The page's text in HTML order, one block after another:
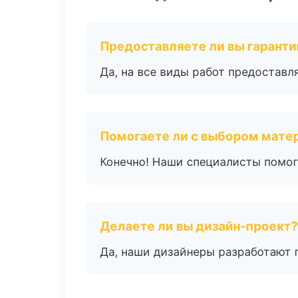
Предоставляете ли вы
Да, на все виды работ
Помогаете ли с выбором
Конечно! Наши специалисты
Делаете ли вы дизайн-проект?
Да, наши дизайнеры